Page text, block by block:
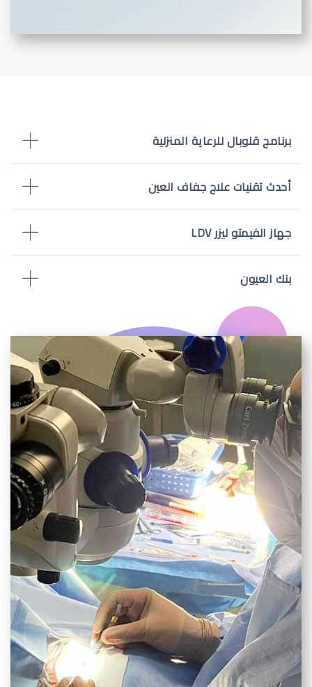
برنامج قلوبال للرعاية المنزلية
أحدث تقنيات علاج جفاف العين
جهاز الفيمتو ليزر LDV
بنك العيون